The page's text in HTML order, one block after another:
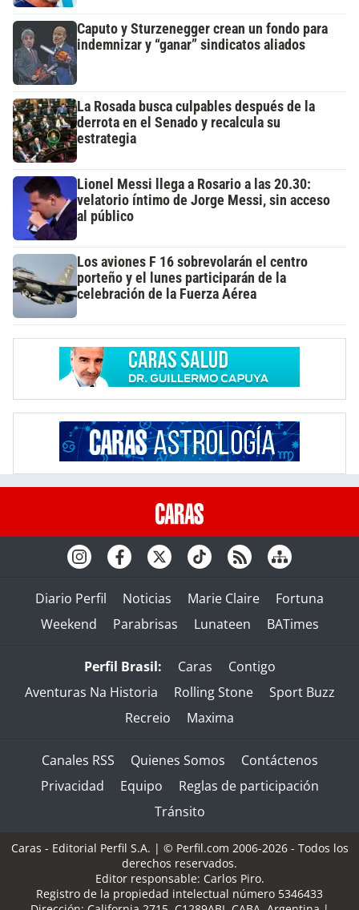
Caputo y Sturzenegger crean un fondo para
indemnizar y “ganar” sindicatos aliados
La Rosada busca culpables después de la
derrota en el Senado y recalcula su
estrategia
Lionel Messi llega a Rosario a las 20.30:
velatorio íntimo de Jorge Messi, sin acceso
al público
Los aviones F 16 sobrevolarán el centro
porteño y el lunes participarán de la
celebración de la Fuerza Aérea
Diario Perfil Noticias Marie Claire
Fortuna
Weekend
Parabrisas Lunateen BATimes
Perfil Brasil: Caras
Contigo
Aventuras Na Historia
Rolling Stone
Sport Buzz
Recreio
Maxima
Canales RSS Quienes Somos
Contáctenos
Privacidad
Equipo
Reglas de participación
Tránsito
Caras - Editorial Perfil S.A. | © Perfil.com 2006-2026 - Todos los
derechos reservados.
Editor responsable: Carlos Piro.
Registro de la propiedad intelectual número 5346433